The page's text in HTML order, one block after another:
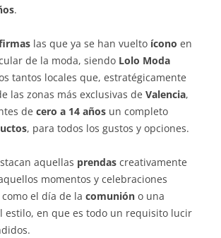
.
las que ya se han vuelto ícono en
de la moda, siendo Lolo Moda
tantos locales que, estratégicamente
las zonas más exclusivas de Valencia,
de cero a 14 años un completo
, para todos los gustos y opciones.
aquellas prendas creativamente
momentos y celebraciones
el día de la comunión o una
estilo, en que es todo un requisito lucir